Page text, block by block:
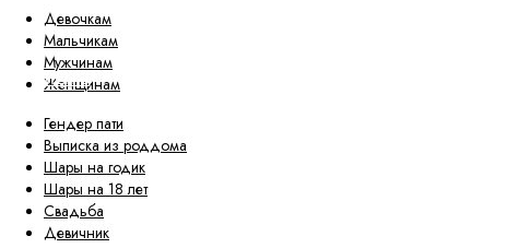
МЕНЮ
Девочкам
Мальчикам
Мужчинам
Женщинам
Гендер пати
Выписка из роддома
Шары на годик
Шары на 18 лет
Свадьба
Девичник